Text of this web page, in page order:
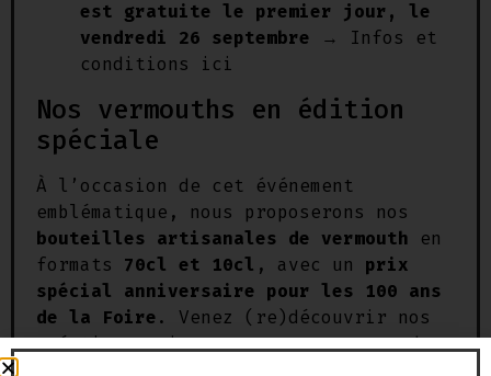
est gratuite le premier jour, le
vendredi 26 septembre →
Infos et
conditions ici
Nos vermouths en édition
spéciale
À l’occasion de cet événement
emblématique, nous proposerons nos
bouteilles artisanales de vermouth en
formats 70cl et 10cl , avec un prix
spécial anniversaire pour les 100 ans
de la Foire . Venez (re)découvrir nos
créations uniques aux noms gourmands